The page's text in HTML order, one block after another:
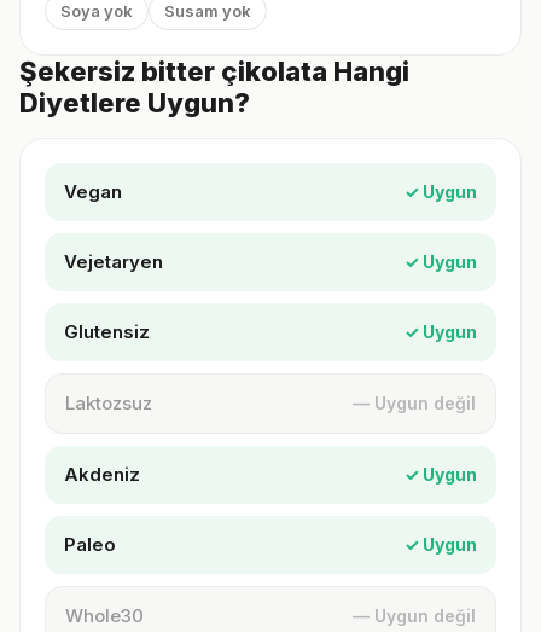
Soya yok
Susam yok
Şekersiz bitter çikolata Hangi
Diyetlere Uygun?
Vegan ✓ Uygun
Vejetaryen ✓ Uygun
Glutensiz ✓ Uygun
Laktozsuz — Uygun değil
Akdeniz ✓ Uygun
Paleo ✓ Uygun
Whole30 — Uygun değil